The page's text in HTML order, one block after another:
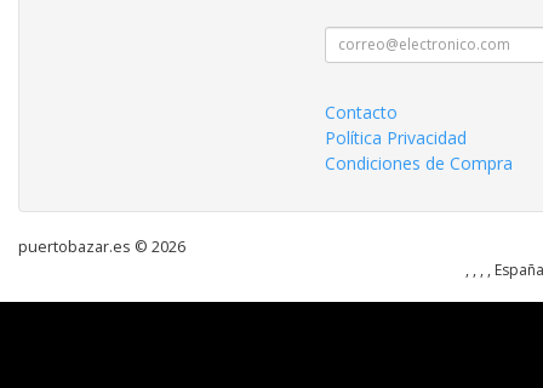
Contacto
Política Privacidad
Condiciones de Compra
puertobazar.es © 2026
, , , ,